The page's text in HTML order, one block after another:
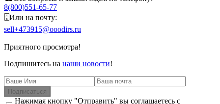
8(800)551-65-77
🗄Или на почту:
sell+473915@ooodirs.ru
Приятного просмотра!
Подпишитесь на наши новости!
Подписаться
Нажимая кнопку "Отправить" вы соглашаетесь с